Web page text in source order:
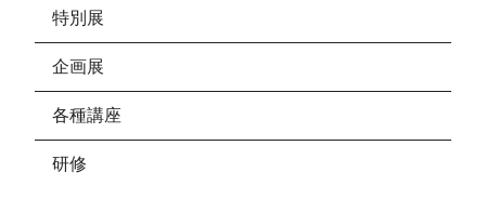
特別展
企画展
各種講座
研修